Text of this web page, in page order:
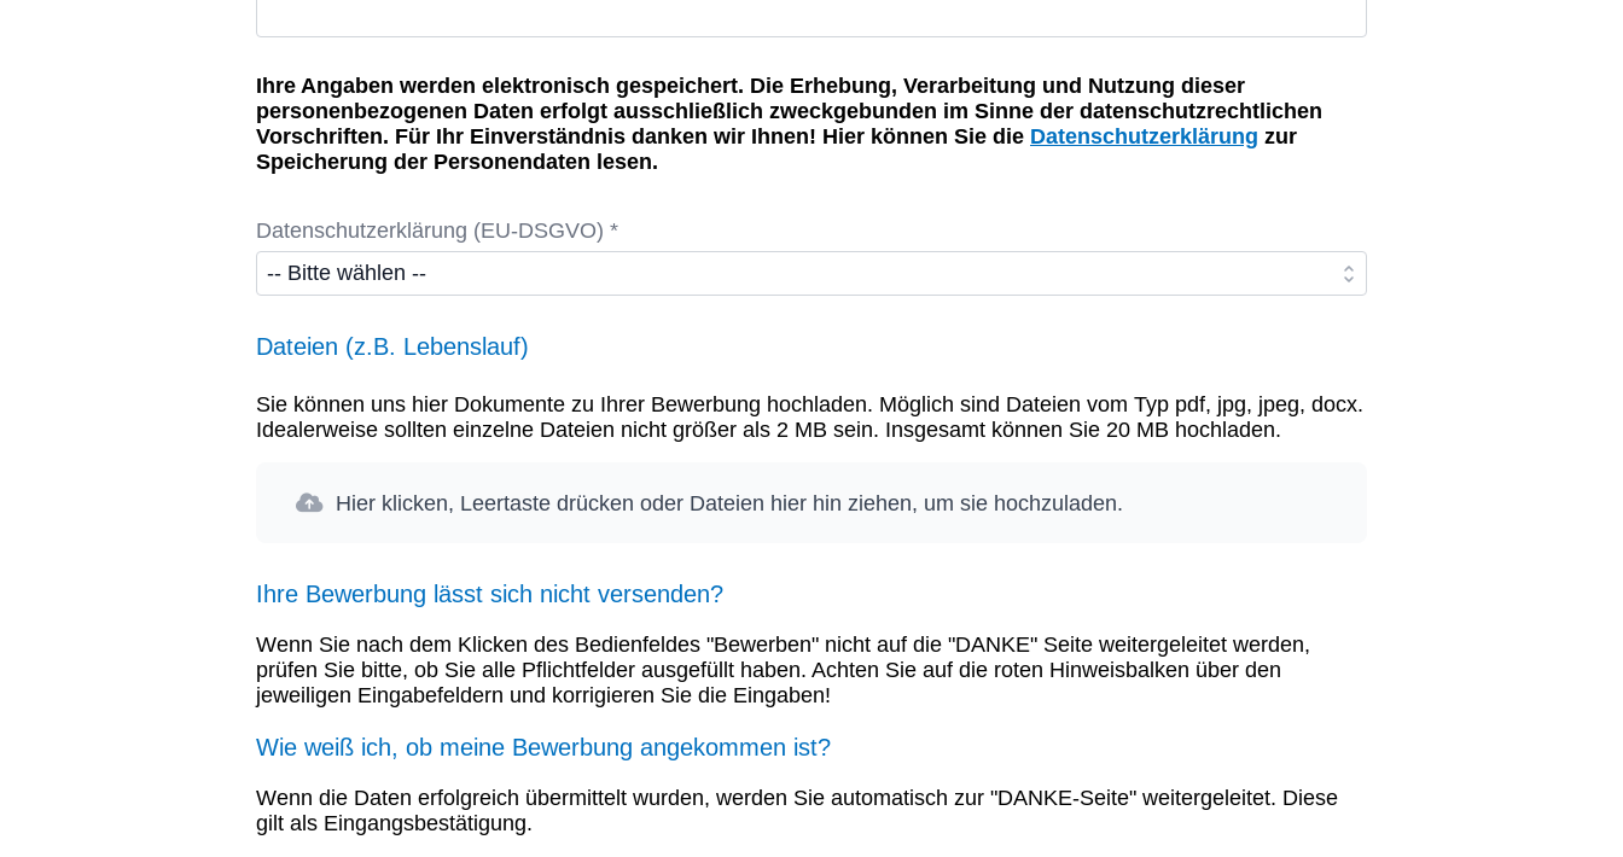
Ihre Angaben werden elektronisch gespeichert. Die Erhebung, Verarbeitung und Nutzung dieser
personenbezogenen Daten erfolgt ausschließlich zweckgebunden im Sinne der datenschutzrechtlichen
Vorschriften. Für Ihr Einverständnis danken wir Ihnen! Hier können Sie die Datenschutzerklärung zur
Speicherung der Personendaten lesen.
Datenschutzerklärung (EU-DSGVO) *
Dateien (z.B. Lebenslauf)
Sie können uns hier Dokumente zu Ihrer Bewerbung hochladen. Möglich sind Dateien vom Typ pdf, jpg, jpeg, docx.
Idealerweise sollten einzelne Dateien nicht größer als 2 MB sein. Insgesamt können Sie 20 MB hochladen.
Hier klicken, Leertaste drücken oder Dateien hier hin ziehen, um sie hochzuladen.
Ihre Bewerbung lässt sich nicht versenden?
Wenn Sie nach dem Klicken des Bedienfeldes "Bewerben" nicht auf die "DANKE" Seite weitergeleitet werden,
prüfen Sie bitte, ob Sie alle Pflichtfelder ausgefüllt haben. Achten Sie auf die roten Hinweisbalken über den
jeweiligen Eingabefeldern und korrigieren Sie die Eingaben!
Wie weiß ich, ob meine Bewerbung angekommen ist?
Wenn die Daten erfolgreich übermittelt wurden, werden Sie automatisch zur "DANKE-Seite" weitergeleitet. Diese
gilt als Eingangsbestätigung.